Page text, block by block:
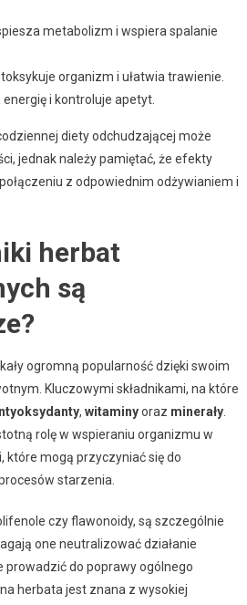
metabolizm i wspiera spalanie
organizm i ułatwia trawienie.
i kontroluje apetyt.
diety odchudzającej może
jednak należy pamiętać, że efekty
z odpowiednim odżywianiem i
herbat
są
ogromną popularność dzięki swoim
Kluczowymi składnikami, na które
, witaminyoraz minerały.
rolę w wspieraniu organizmu w
które mogą przyczyniać się do
starzenia.
czy flawonoidy, są szczególnie
one neutralizować działanie
prowadzić do poprawy ogólnego
herbata jest znana z wysokiej